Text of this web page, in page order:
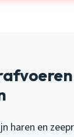
haren en